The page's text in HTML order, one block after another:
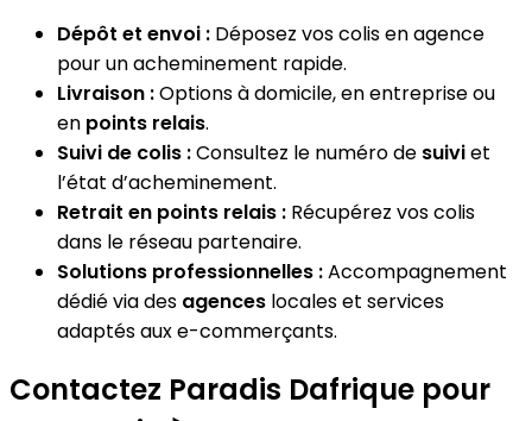
Dépôt et envoi : Déposez vos colis en agence
pour un acheminement rapide.
Livraison :Options à domicile, en entreprise ou
en points relais.
Suivi de colis :Consultez le numéro de suiviet
l’état d’acheminement.
Retrait en points relais : Récupérez vos colis
dans le réseau partenaire.
Solutions professionnelles :Accompagnement
dédié via des agences locales et services
adaptés aux e-commerçants.
Contactez Paradis Dafrique pour